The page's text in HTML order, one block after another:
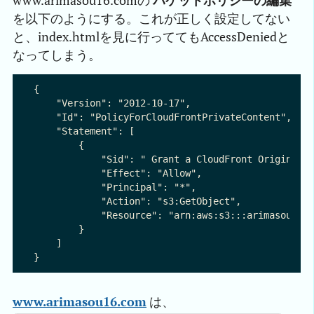
を以下のようにする。これが正しく設定してない
と、index.htmlを見に行っててもAccessDeniedと
なってしまう。
{
    "Version": "2012-10-17",
    "Id": "PolicyForCloudFrontPrivateContent",
    "Statement": [
        {
"Sid": " Grant a CloudFront Origin
            "Effect": "Allow",
            "Principal": "*",
            "Action": "s3:GetObject",
"Resource":
        }
    ]
www.arimasou16.com は、